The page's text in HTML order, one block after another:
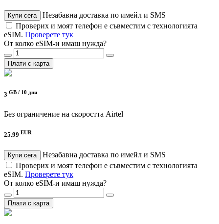
Купи сега
Незабавна доставка по имейл и SMS
Проверих и моят телефон е съвместим с технологията
eSIM. Проверете тук
От колко eSIM-и имаш нужда?
Плати с карта
3 GB / 10 дни
Без ограничение на скоростта Airtel
25.99 EUR
Купи сега
Незабавна доставка по имейл и SMS
Проверих и моят телефон е съвместим с технологията
eSIM. Проверете тук
От колко eSIM-и имаш нужда?
Плати с карта